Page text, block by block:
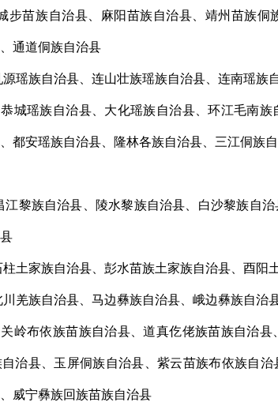
苗族自治县、麻阳苗族自治县、靖州苗族侗
通道侗族自治县
瑶族自治县、连山壮族瑶族自治县、连南瑶族
瑶族自治县、大化瑶族自治县、环江毛南族
都安瑶族自治县、隆林各族自治县、三江侗族
黎族自治县、陵水黎族自治县、白沙黎族自治
家族自治县、彭水苗族土家族自治县、酉阳
族自治县、马边彝族自治县、峨边彝族自治
布依族苗族自治县、道真仡佬族苗族自治县
治县、玉屏侗族自治县、紫云苗族布依族自
威宁彝族回族苗族自治县